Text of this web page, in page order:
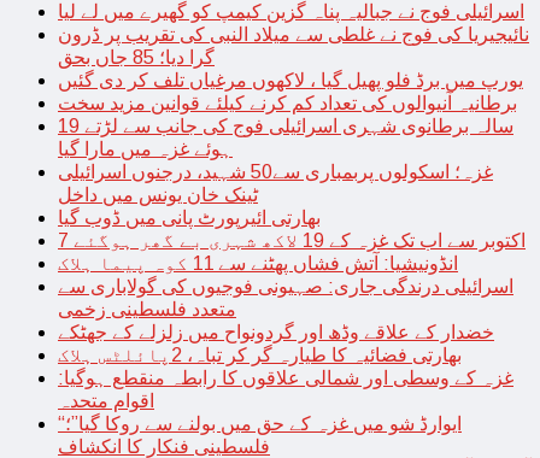
اسرائیلی فوج نے جبالیہ پناہ گزین کیمپ کو گھیرے میں لے لیا
نائیجیریا کی فوج نے غلطی سے میلاد النبی کی تقریب پر ڈرون
گرا دیا؛ 85 جاں بحق
یورپ میں برڈ فلو پھیل گیا ، لاکھوں مرغیاں تلف کر دی گئیں
برطانیہ آنیوالوں کی تعداد کم کرنے کیلئے قوانین مزید سخت
19 سالہ برطانوی شہری اسرائیلی فوج کی جانب سے لڑتے
ہوئے غزہ میں مارا گیا
غزہ؛ اسکولوں پربمباری سے50 شہید، درجنوں اسرائیلی
ٹینک خان یونس میں داخل
بھارتی ائیرپورٹ پانی میں ڈوب گیا
7 اکتوبر سے اب تک غزہ کے 19 لاکھ شہری بے گھر ہوگئے
انڈونیشیا: آتش فشاں پھٹنے سے 11 کوہ پیما ہلاک
اسرائیلی درندگی جاری: صہیونی فوجیوں کی گولاباری سے
متعدد فلسطینی زخمی
خضدار کے علاقے وڈھ اور گردونواح میں زلزلے کے جھٹکے
بھارتی فضائیہ کا طیارہ گر کر تباہ، 2پائلٹس ہلاک
غزہ کے وسطی اور شمالی علاقوں کا رابطہ منقطع ہوگیا:
اقوام متحدہ
“ایوارڈ شو میں غزہ کے حق میں بولنے سے روکا گیا”؛
فلسطینی فنکار کا انکشاف